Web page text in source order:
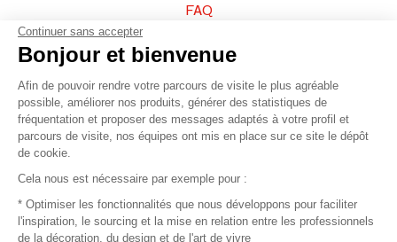
FAQ
Vendez vos produits
Plan du site
© 2016 –Organisation SAFI
Recrutement
Continuer sans accepter
Bonjour et bienvenue
Afin de pouvoir rendre votre parcours de visite le plus agréable
possible, améliorer nos produits, générer des statistiques de
fréquentation et proposer des messages adaptés à votre profil et
parcours de visite, nos équipes ont mis en place sur ce site le dépôt
de cookie.
Cela nous est nécessaire par exemple pour :
* Optimiser les fonctionnalités que nous développons pour faciliter
l'inspiration, le sourcing et la mise en relation entre les professionnels
de la décoration, du design et de l'art de vivre